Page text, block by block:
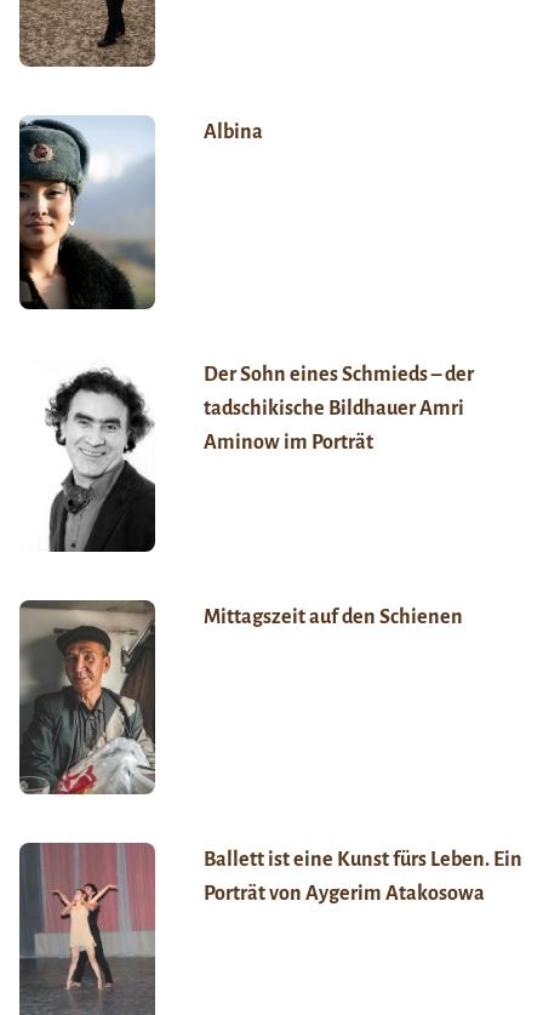
Albina
Der Sohn eines Schmieds – der
tadschikische Bildhauer Amri
Aminow im Porträt
Mittagszeit auf den Schienen
Ballett ist eine Kunst fürs Leben. Ein
Porträt von Aygerim Atakosowa